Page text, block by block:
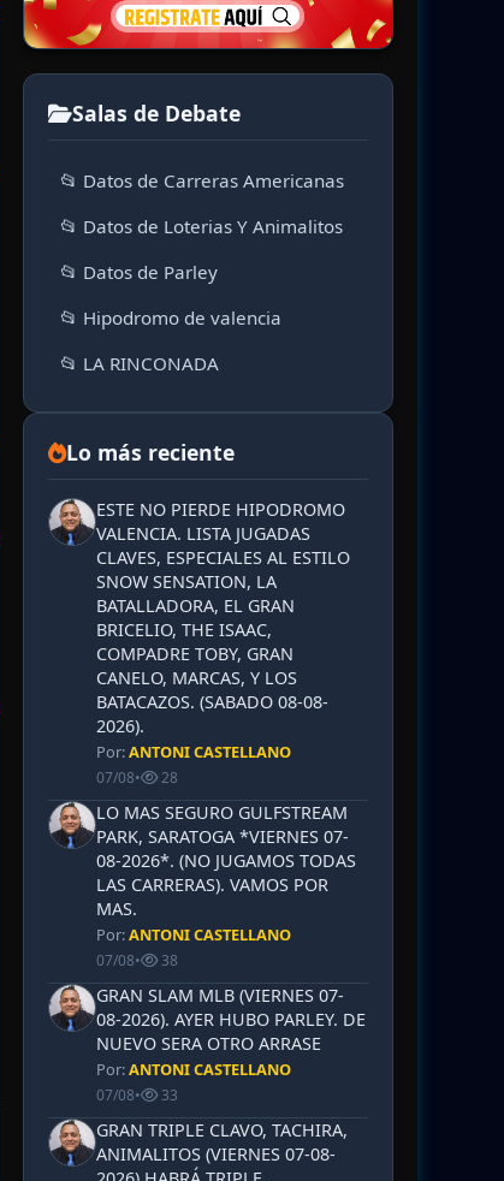
Salas de Debate
📂 Datos de Carreras Americanas
📂 Datos de Loterias Y Animalitos
📂 Datos de Parley
📂 Hipodromo de valencia
📂 LA RINCONADA
Lo más reciente
ESTE NO PIERDE HIPODROMO
VALENCIA. LISTA JUGADAS
CLAVES, ESPECIALES AL ESTILO
SNOW SENSATION, LA
BATALLADORA, EL GRAN
BRICELIO, THE ISAAC,
COMPADRE TOBY, GRAN
CANELO, MARCAS, Y LOS
BATACAZOS. (SABADO 08-08-
2026).
Por:ANTONI CASTELLANO
07/08• 28
LO MAS SEGURO GULFSTREAM
PARK, SARATOGA *VIERNES 07-
08-2026*. (NO JUGAMOS TODAS
LAS CARRERAS). VAMOS POR
MAS.
Por:ANTONI CASTELLANO
07/08• 38
GRAN SLAM MLB (VIERNES 07-
08-2026). AYER HUBO PARLEY. DE
NUEVO SERA OTRO ARRASE
Por:ANTONI CASTELLANO
07/08• 33
GRAN TRIPLE CLAVO, TACHIRA,
ANIMALITOS (VIERNES 07-08-